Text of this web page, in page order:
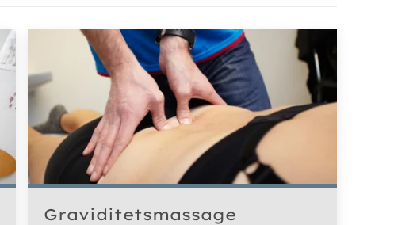
Graviditetsmassage